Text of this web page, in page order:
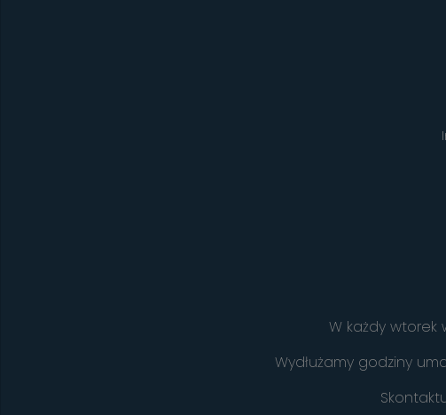
W każdy wtorek
Wydłużamy godziny